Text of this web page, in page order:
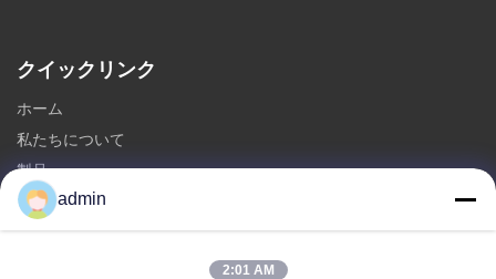
クイックリンク
ホーム
私たちについて
製品
お問い合わせ
admin
2:01 AM